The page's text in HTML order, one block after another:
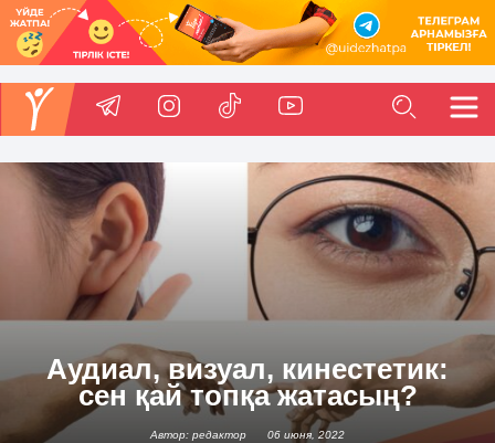
Аудиал, визуал, кинестетик:
сен қай топқа жатасың?
Автор: редактор 06 июня, 2022